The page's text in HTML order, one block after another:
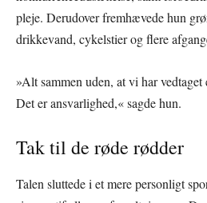
pleje. Derudover fremhævede hun
drikkevand, cykelstier og flere
»Alt sammen uden, at vi har vedtaget
Det er ansvarlighed,« sagde hun.
Tak til de røde rødder
Talen sluttede i et mere personligt